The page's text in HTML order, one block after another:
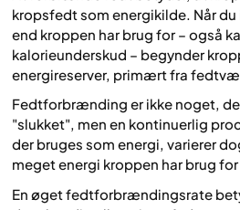
kropsfedt som energikilde. Når
end kroppen har brug for – også
kalorieunderskud – begynder
energireserver, primært fra
Fedtforbrænding er ikke noget,
"slukket", men en kontinuerlig
der bruges som energi, varierer
meget energi kroppen har brug
En øget fedtforbrændingsrate